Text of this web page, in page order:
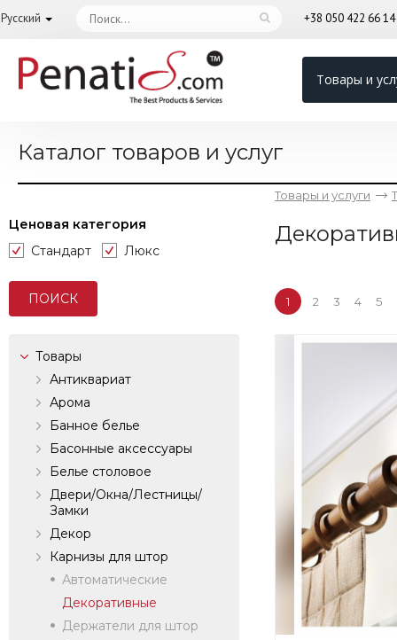
Русский +38 050 422 66 14
Товары и
Каталог товаров и услуг
Ценовая категория
Стандарт
Люкс
Товары
Антиквариат
Арома
Банное белье
Басонные аксессуары
Белье столовое
Двери/Окна/Лестницы/
Замки
Декор
Карнизы для штор
Автоматические
Декоративные
Держатели для штор
Товары и услуги
1 2 3 4 5